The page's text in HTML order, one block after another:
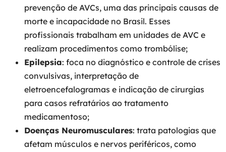
prevenção de AVCs, uma das principais causas de
morte e incapacidade no Brasil. Esses
profissionais trabalham em unidades de AVC e
realizam procedimentos como trombólise;
Epilepsia: foca no diagnóstico e controle de crises
convulsivas, interpretação de
eletroencefalogramas e indicação de cirurgias
para casos refratários ao tratamento
medicamentoso;
Doenças Neuromusculares: trata patologias que
afetam músculos e nervos periféricos, como